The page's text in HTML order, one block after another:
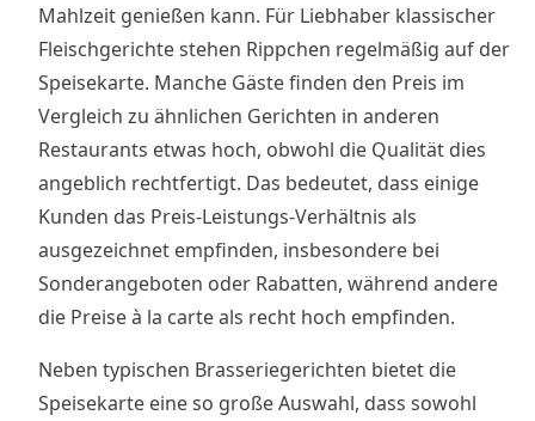
Mahlzeit genießen kann. Für Liebhaber klassischer
Fleischgerichte stehen Rippchen regelmäßig auf der
Speisekarte. Manche Gäste finden den Preis im
Vergleich zu ähnlichen Gerichten in anderen
Restaurants etwas hoch, obwohl die Qualität dies
angeblich rechtfertigt. Das bedeutet, dass einige
Kunden das Preis-Leistungs-Verhältnis als
ausgezeichnet empfinden, insbesondere bei
Sonderangeboten oder Rabatten, während andere
die Preise à la carte als recht hoch empfinden.
Neben typischen Brasseriegerichten bietet die
Speisekarte eine so große Auswahl, dass sowohl